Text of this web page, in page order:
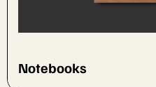
Notebooks